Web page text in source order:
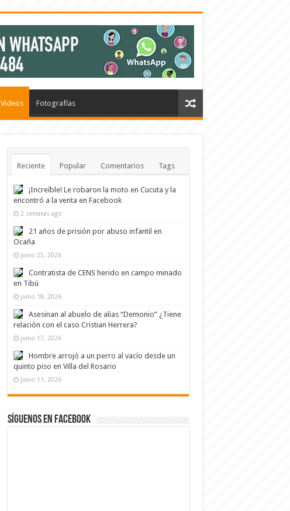
Videos Fotografías
Reciente Popular Comentarios Tags
¡Increíble! Le robaron la moto en Cucuta y la
encontró a la venta en Facebook
2 semanas ago
21 años de prisión por abuso infantil en
Ocaña
junio 25, 2026
Contratista de CENS herido en campo minado
en Tibú
junio 18, 2026
Asesinan al abuelo de alias “Demonio” ¿Tiene
relación con el caso Cristian Herrera?
junio 17, 2026
Hombre arrojó a un perro al vacío desde un
quinto piso en Villa del Rosario
junio 11, 2026
Síguenos en Facebook